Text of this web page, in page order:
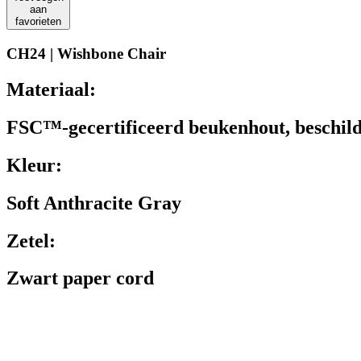
aan
favorieten
CH24 | Wishbone Chair
Materiaal:
FSC™-gecertificeerd beukenhout,
Kleur:
Soft Anthracite Gray
Zetel:
Zwart paper cord